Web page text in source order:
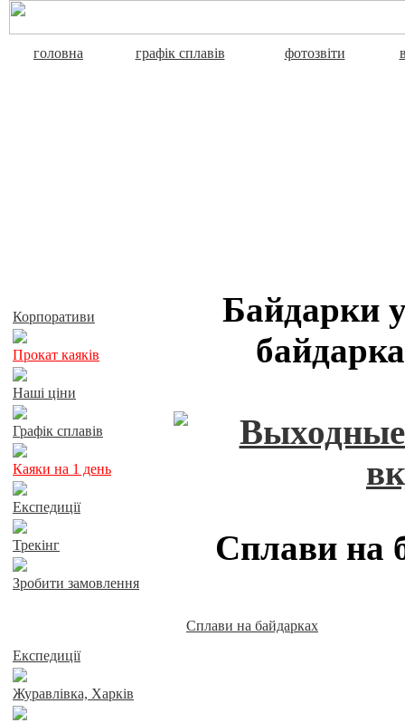
головна графік сплавів фотозвіти
Корпоративи
Прокат каяків
Наші ціни
Графік сплавів
Каяки на 1 день
Експедиції
Трекінг
Зробити замовлення
Експедиції
Журавлівка, Харків
Байдарки
Сплави на
Сплави на байдарках